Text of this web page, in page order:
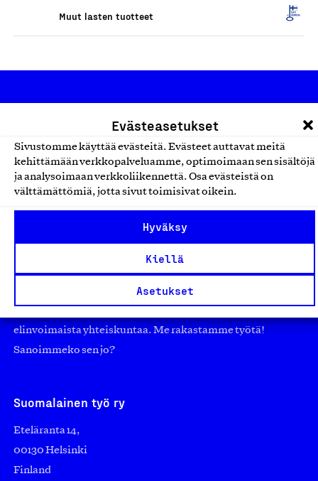
Evästeasetukset
Sivustomme käyttää evästeitä. Evästeet auttavat meitä
kehittämään verkkopalveluamme, optimoimaan sen sisältöjä
ja analysoimaan verkkoliikennettä. Osa evästeistä on
välttämättömiä, jotta sivut toimisivat oikein.
Hyväksy
Kiellä
Asetukset
Muut lasten tuotteet
Olemme jäsentemme omistama puolueeton,
työmarkkinajärjestöistä riippumaton yhdistys.
Jäseninämme on koko suomalaisen yhteiskunnan kirjo
pienistä pajoista ja yhteisöistä kansainvälisiin
edistämään suomalaista työtä ja teollisuutta sekä
nostamaan ylpeyttä kotimaisesta osaamisesta. Uskomme
elinvoimaista yhteiskuntaa. Me rakastamme työtä!
Sanoimmeko sen jo?
Suomalainen työ ry
Eteläranta 14,
00130 Helsinki
Finland